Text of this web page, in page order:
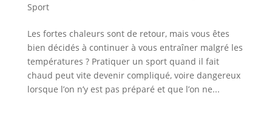
Sport
Les fortes chaleurs sont de retour, mais vous êtes
bien décidés à continuer à vous entraîner malgré les
températures ? Pratiquer un sport quand il fait
chaud peut vite devenir compliqué, voire dangereux
lorsque l’on n’y est pas préparé et que l’on ne...